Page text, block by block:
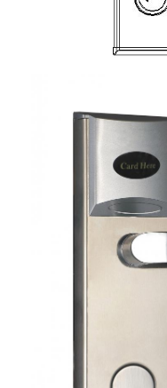
Σχετικά με εμάς
περιοδεία στο
Υποθέσεις
πόρτα εισόδων